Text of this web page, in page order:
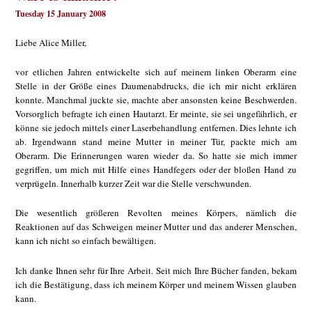
Tuesday 15 January 2008
Liebe Alice Miller,
vor etlichen Jahren entwickelte sich auf meinem linken Oberarm eine
Stelle in der Größe eines Daumenabdrucks, die ich mir nicht erklären
konnte. Manchmal juckte sie, machte aber ansonsten keine Beschwerden.
Vorsorglich befragte ich einen Hautarzt. Er meinte, sie sei ungefährlich, er
könne sie jedoch mittels einer Laserbehandlung entfernen. Dies lehnte ich
ab. Irgendwann stand meine Mutter in meiner Tür, packte mich am
Oberarm. Die Erinnerungen waren wieder da. So hatte sie mich immer
gegriffen, um mich mit Hilfe eines Handfegers oder der bloßen Hand zu
verprügeln. Innerhalb kurzer Zeit war die Stelle verschwunden.
Die wesentlich größeren Revolten meines Körpers, nämlich die
Reaktionen auf das Schweigen meiner Mutter und das anderer Menschen,
kann ich nicht so einfach bewältigen.
Ich danke Ihnen sehr für Ihre Arbeit. Seit mich Ihre Bücher fanden, bekam
ich die Bestätigung, dass ich meinem Körper und meinem Wissen glauben
kann.